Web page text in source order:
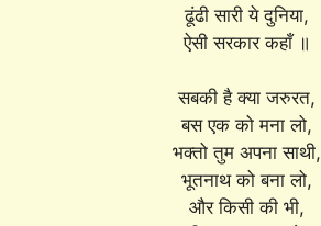
ढूंढी सारी ये दुनिया,
ऐसी सरकार कहाँ ॥
सबकी है क्या जरुरत,
बस एक को मना लो,
भक्तो तुम अपना साथी,
भूतनाथ को बना लो,
और किसी की भी,